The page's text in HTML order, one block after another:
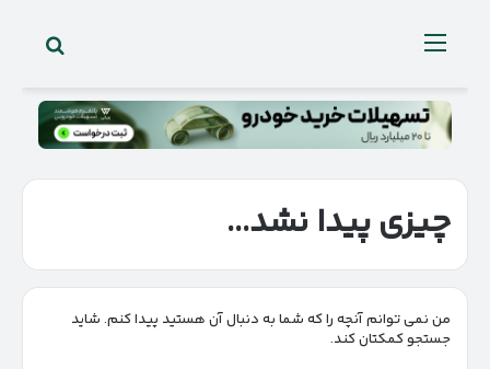
منو
چیزی پیدا نشد...
من نمی توانم آنچه را که شما به دنبال آن هستید پیدا کنم. شاید
جستجو کمکتان کند.